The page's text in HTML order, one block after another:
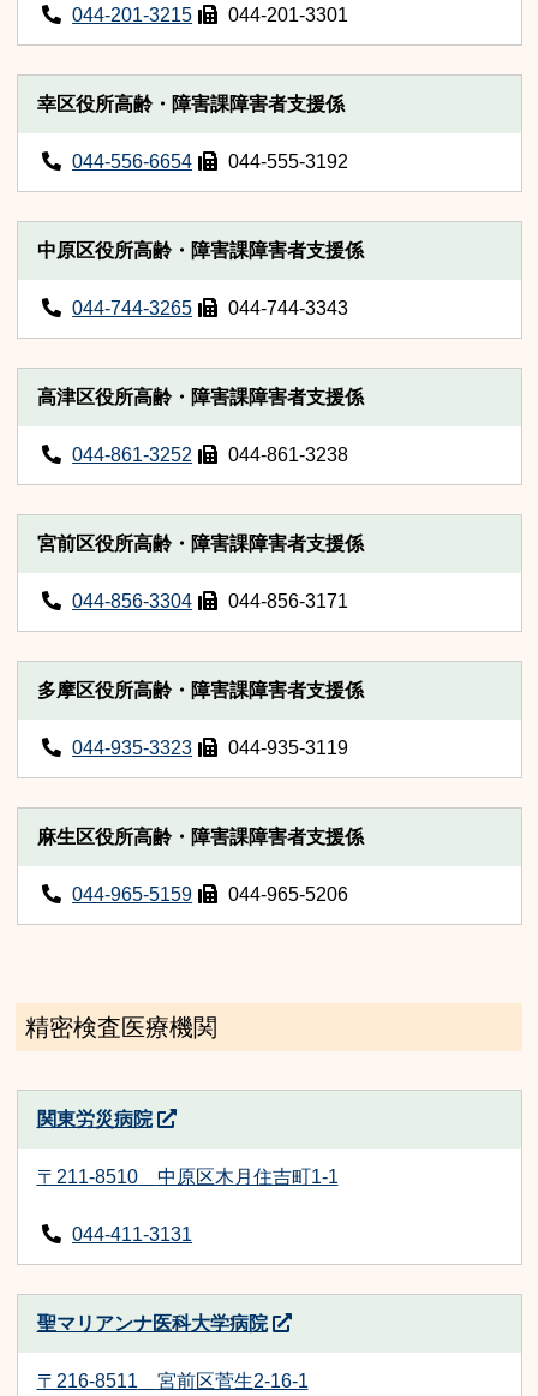
044-201-3215 044-201-3301
幸区役所高齢・障害課障害者支援係
044-556-6654 044-555-3192
中原区役所高齢・障害課障害者支援係
044-744-3265 044-744-3343
高津区役所高齢・障害課障害者支援係
044-861-3252 044-861-3238
宮前区役所高齢・障害課障害者支援係
044-856-3304 044-856-3171
多摩区役所高齢・障害課障害者支援係
044-935-3323 044-935-3119
麻生区役所高齢・障害課障害者支援係
044-965-5159 044-965-5206
精密検査医療機関
関東労災病院
〒211-8510 中原区木月住吉町1-1
044-411-3131
聖マリアンナ医科大学病院
〒216-8511 宮前区菅生2-16-1